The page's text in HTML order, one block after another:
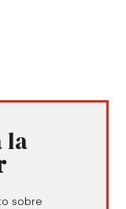
la
sobre